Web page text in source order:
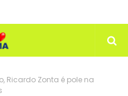
Ricardo Zonta é pole na